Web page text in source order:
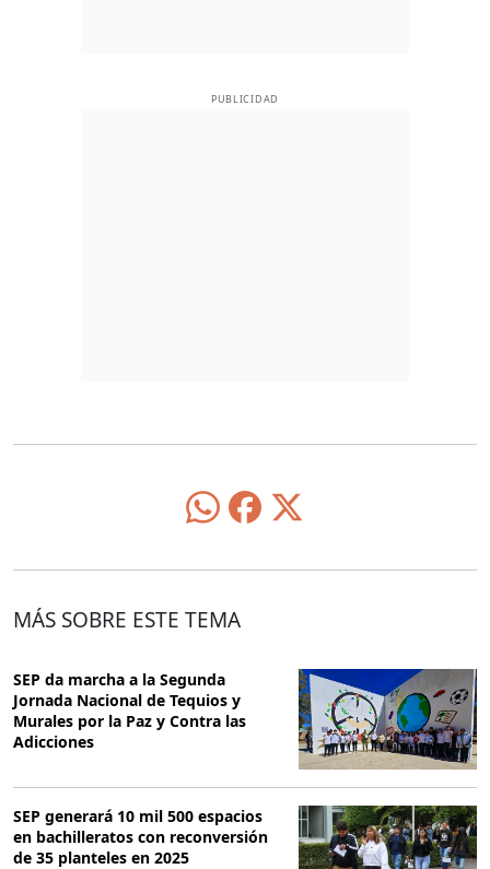
PUBLICIDAD
MÁS SOBRE ESTE TEMA
SEP da marcha a la Segunda
Jornada Nacional de Tequios y
Murales por la Paz y Contra las
Adicciones
SEP generará 10 mil 500 espacios
en bachilleratos con reconversión
de 35 planteles en 2025